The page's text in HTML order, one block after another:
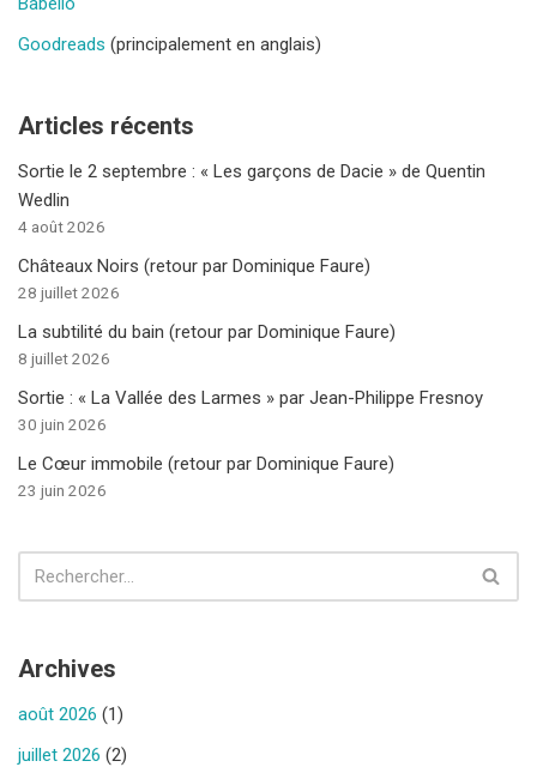
Goodreads (principalement en anglais)
Articles récents
Sortie le 2 septembre : « Les garçons de Dacie » de Quentin
Wedlin
4 août 2026
Châteaux Noirs (retour par Dominique Faure)
28 juillet 2026
La subtilité du bain (retour par Dominique Faure)
8 juillet 2026
Sortie : « La Vallée des Larmes » par Jean-Philippe Fresnoy
30 juin 2026
Le Cœur immobile (retour par Dominique Faure)
23 juin 2026
Archives
août 2026 (1)
juillet 2026 (2)